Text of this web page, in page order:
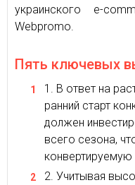
украинского e-
Webpromo.
Пять ключевых
В ответ на
ранний старт
должен
всего сезона,
конвертируемую
Учитывая